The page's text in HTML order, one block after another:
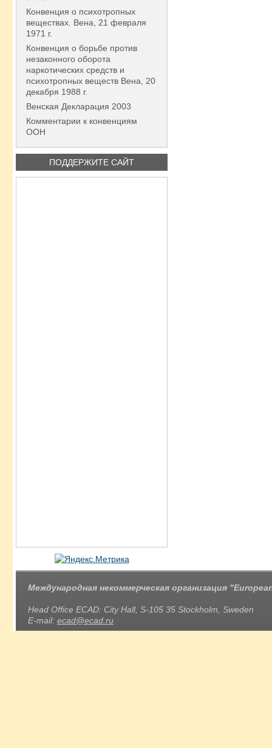
Конвенция о психотропных
веществах. Вена, 21 февраля
1971 г.
Конвенция о борьбе против
незаконного оборота
наркотических средств и
психотропных веществ Вена, 20
декабря 1988 г.
Венская Декларация 2003
Комментарии к конвенциям
ООН
ПОДДЕРЖИТЕ САЙТ
Международная некоммерческая организация
Head Office ECAD: City Hall, S-105 35 Stockholm, Sweden
E-mail: ecad@ecad.ru